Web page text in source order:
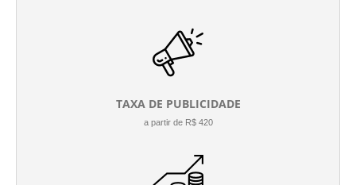
TAXA DE PUBLICIDADE
a partir de R$ 420